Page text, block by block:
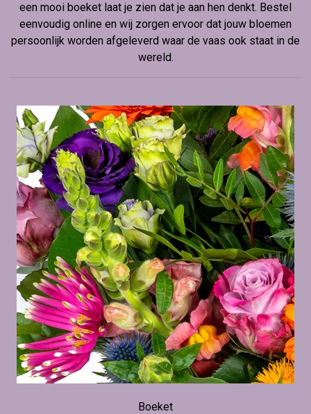
een mooi boeket laat je zien dat je aan hen denkt. Bestel
eenvoudig online en wij zorgen ervoor dat jouw bloemen
persoonlijk worden afgeleverd waar de vaas ook staat in de
wereld.
Boeket